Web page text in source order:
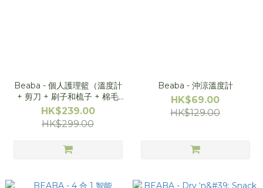
Beaba - 個人護理籃（溫度計
+ 剪刀 + 刷子和梳子 + 棉毛
巾）
HK$239.00
HK$299.00
Beaba - 沖涼溫度計
HK$69.00
HK$129.00